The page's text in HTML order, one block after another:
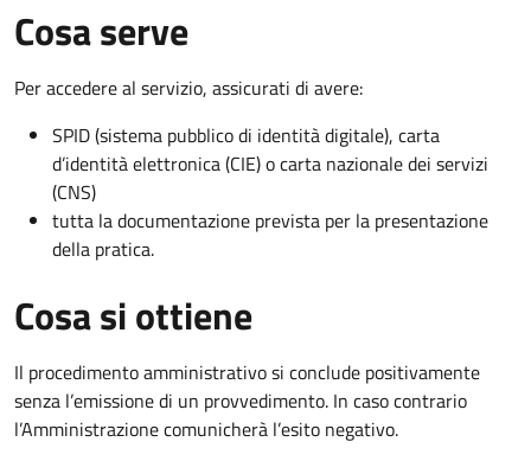
Cosa serve
Per accedere al servizio, assicurati di avere:
SPID (sistema pubblico di identità digitale), carta
d’identità elettronica (CIE) o carta nazionale dei servizi
(CNS)
tutta la documentazione prevista per la presentazione
della pratica.
Cosa si ottiene
Il procedimento amministrativo si conclude positivamente
senza l’emissione di un provvedimento. In caso contrario
l’Amministrazione comunicherà l’esito negativo.